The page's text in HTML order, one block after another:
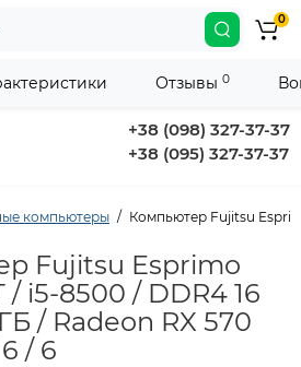
+38 (098) 327-37-37
+38 (095) 327-37-37
0
компьютеры Компьютер Fujitsu
Fujitsu Esprimo
/ i5-8500 / DDR4 16
/ Radeon RX 570
/ 6
Отзывы 0